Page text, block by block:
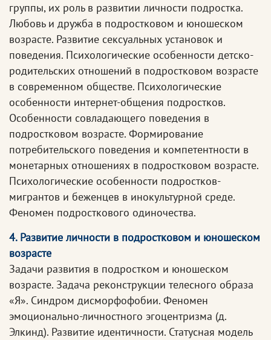
группы, их роль в развитии личности подростка.
Любовь и дружба в подростковом и юношеском
возрасте. Развитие сексуальных установок и
поведения. Психологические особенности детско-
родительских отношений в подростковом возрасте
в современном обществе. Психологические
особенности интернет-общения подростков.
Особенности совладающего поведения в
подростковом возрасте. Формирование
потребительского поведения и компетентности в
монетарных отношениях в подростковом возрасте.
Психологические особенности подростков-
мигрантов и беженцев в инокультурной среде.
Феномен подросткового одиночества.
4. Развитие личности в подростковом и юношеском
возрасте
Задачи развития в подростком и юношеском
возрасте. Задача реконструкции телесного образа
«Я». Синдром дисморфофобии. Феномен
эмоционально-личностного эгоцентризма (д.
Элкинд). Развитие идентичности. Статусная модель